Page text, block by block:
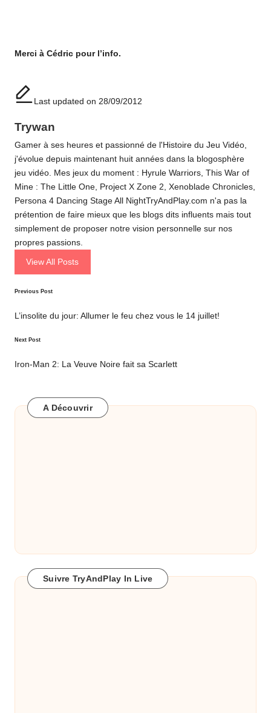
Merci à Cédric pour l’info.
Last updated on 28/09/2012
Trywan
Gamer à ses heures et passionné de l'Histoire du Jeu Vidéo,
j'évolue depuis maintenant huit années dans la blogosphère
jeu vidéo. Mes jeux du moment : Hyrule Warriors, This War of
Mine : The Little One, Project X Zone 2, Xenoblade Chronicles,
Persona 4 Dancing Stage All NightTryAndPlay.com n'a pas la
prétention de faire mieux que les blogs dits influents mais tout
simplement de proposer notre vision personnelle sur nos
propres passions.
View All Posts
Post
navigation
Previous Post
L’insolite du jour: Allumer le feu chez vous le 14 juillet!
Next Post
Iron-Man 2: La Veuve Noire fait sa Scarlett
A Découvrir
Suivre TryAndPlay In Live